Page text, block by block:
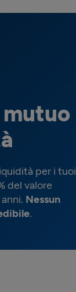
per i tuoi
del valore
Nessun
.